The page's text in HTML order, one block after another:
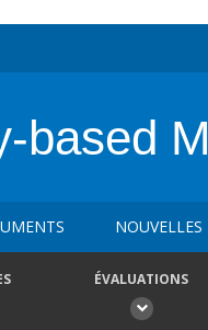
based
ÉVALUATIONS